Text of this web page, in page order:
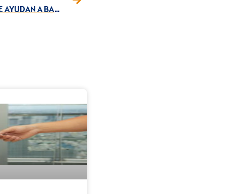
ESTOS SUPERALIMENTOS LE AYUDAN A BAJAR DE PESO